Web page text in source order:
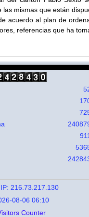
las mismas que están
acuerdo al plan de
referencias que ha
216.73.217.130
08-06 06:10
Counter